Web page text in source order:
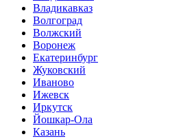
Владикавказ
Волгоград
Волжский
Воронеж
Екатеринбург
Жуковский
Иваново
Ижевск
Иркутск
Йошкар-Ола
Казань